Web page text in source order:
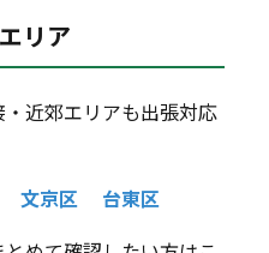
リア
近郊エリアも出張対応
文京区
台東区